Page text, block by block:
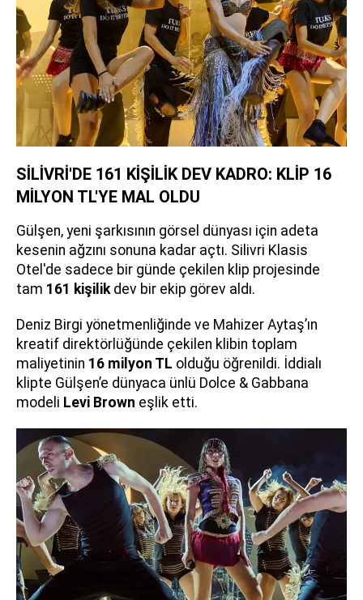
SİLİVRİ'DE 161 KİŞİLİK DEV KADRO: KLİP 16
MİLYON TL'YE MAL OLDU
Gülşen, yeni şarkısının görsel dünyası için adeta
kesenin ağzını sonuna kadar açtı. Silivri Klasis
Otel'de sadece bir günde çekilen klip projesinde
tam 161 kişilikdev bir ekip görev aldı.
Deniz Birgi yönetmenliğinde ve Mahizer Aytaş’ın
kreatif direktörlüğünde çekilen klibin toplam
maliyetinin 16 milyon TL olduğu öğrenildi. İddialı
klipte Gülşen’e dünyaca ünlü Dolce & Gabbana
modeli Levi Brown eşlik etti.